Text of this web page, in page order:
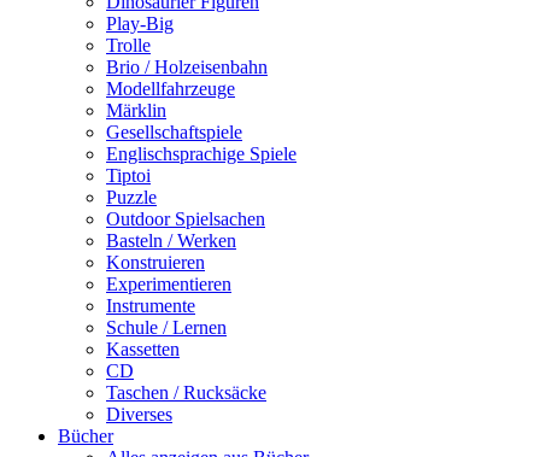
Play-Big
Trolle
Brio / Holzeisenbahn
Modellfahrzeuge
Märklin
Gesellschaftspiele
Englischsprachige Spiele
Tiptoi
Puzzle
Outdoor Spielsachen
Basteln / Werken
Konstruieren
Experimentieren
Instrumente
Schule / Lernen
Kassetten
CD
Taschen / Rucksäcke
Diverses
Bücher